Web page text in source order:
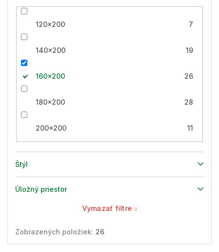
120x200 7
140x200 19
160x200 26
180x200 28
200x200 11
Štýl
Úložný priestor
Vymazať filtre
Zobrazených položiek: 26